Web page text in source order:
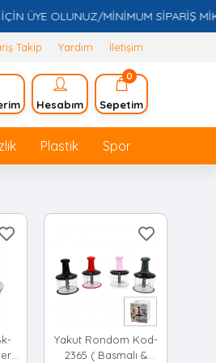
ÜYE OLUNUZ/MİNİMUM SİPARİŞ
Takip Yardım İletişim
Hesabım
0
Sepetim
Plastik Spor
(
Yakut Rondom Kod-
2365 ( Basmalı &